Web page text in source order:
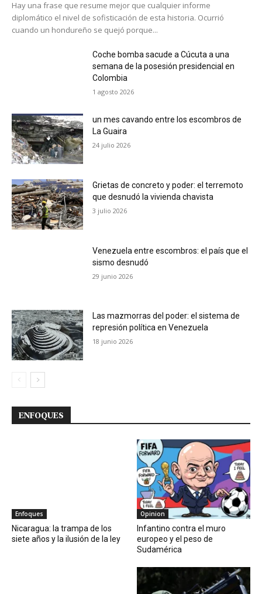
Hay una frase que resume mejor que cualquier informe
diplomático el nivel de sofisticación de esta historia. Ocurrió
cuando un hondureño se quejó porque...
Coche bomba sacude a Cúcuta a una
semana de la posesión presidencial en
Colombia
1 agosto 2026
un mes cavando entre los escombros de
La Guaira
24 julio 2026
Grietas de concreto y poder: el terremoto
que desnudó la vivienda chavista
3 julio 2026
Venezuela entre escombros: el país que el
sismo desnudó
29 junio 2026
Las mazmorras del poder: el sistema de
represión política en Venezuela
18 junio 2026
ENFOQUES
Enfoques
Nicaragua: la trampa de los
siete años y la ilusión de la ley
Opinion
Infantino contra el muro
europeo y el peso de
Sudamérica